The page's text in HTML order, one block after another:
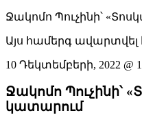
Ջակոմո Պուչինի՝
Այս համերգ ավարտվել
10 Դեկտեմբերի, 2022 @
Ջակոմո Պուչինի՝
կատարում